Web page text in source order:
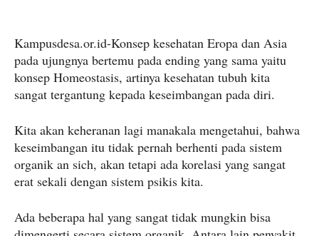
Kampusdesa.or.id-Konsep kesehatan Eropa dan Asia
pada ujungnya bertemu pada ending yang sama yaitu
konsep Homeostasis, artinya kesehatan tubuh kita
sangat tergantung kepada keseimbangan pada diri.
Kita akan keheranan lagi manakala mengetahui, bahwa
keseimbangan itu tidak pernah berhenti pada sistem
organik an sich, akan tetapi ada korelasi yang sangat
erat sekali dengan sistem psikis kita.
Ada beberapa hal yang sangat tidak mungkin bisa